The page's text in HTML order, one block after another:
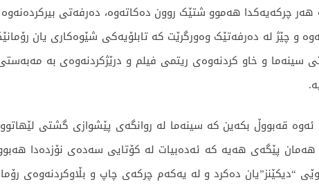
هەر چرکەیەکدا هەموو شتێک روون دەکاتەوە، دەرفەتی
و چێژ لە دەرفەتێک وەورگرێت کە تابلۆیەکی شێوەکاری یان
سینەما و خاو کردنەوەی ریتمی فیلم و درێژکردنەوەی بە
ئەوە قەبووڵ بکەین کە سینەما لە روانگەی پێشوازی گشتی
هەمان پێگەی هەیە کە ئەدەبیات لە کۆتایی سەدەی نۆزدەدا
“دیکێنز”یان دەکرد و لە یەکەم چرکەی چاپ و بڵاوکردنەوەی